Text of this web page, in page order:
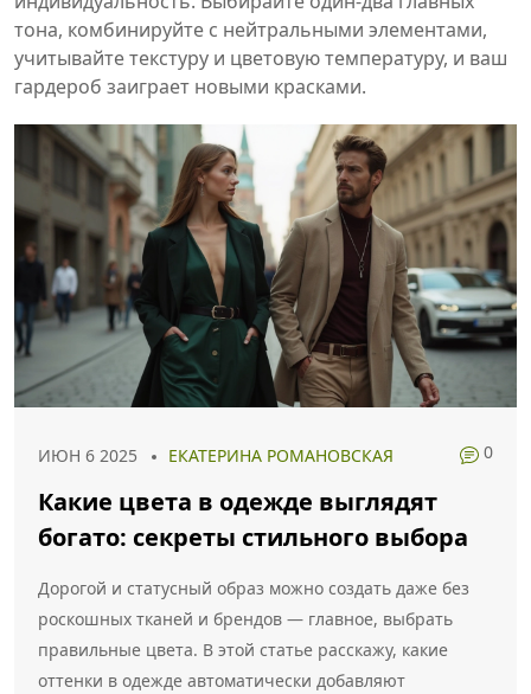
тона, комбинируйте с нейтральными элементами,
учитывайте текстуру и цветовую температуру, и ваш
гардероб заиграет новыми красками.
ИЮН 6 2025 ЕКАТЕРИНА РОМАНОВСКАЯ 0
Какие цвета в одежде выглядят
богато: секреты стильного выбора
Дорогой и статусный образ можно создать даже без
роскошных тканей и брендов — главное, выбрать
правильные цвета. В этой статье расскажу, какие
оттенки в одежде автоматически добавляют